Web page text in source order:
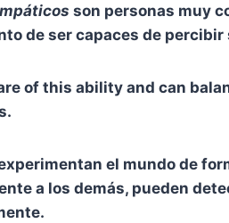
son personas muy
de ser capaces de percibir
of this ability and can
el mundo de
a los demás, pueden